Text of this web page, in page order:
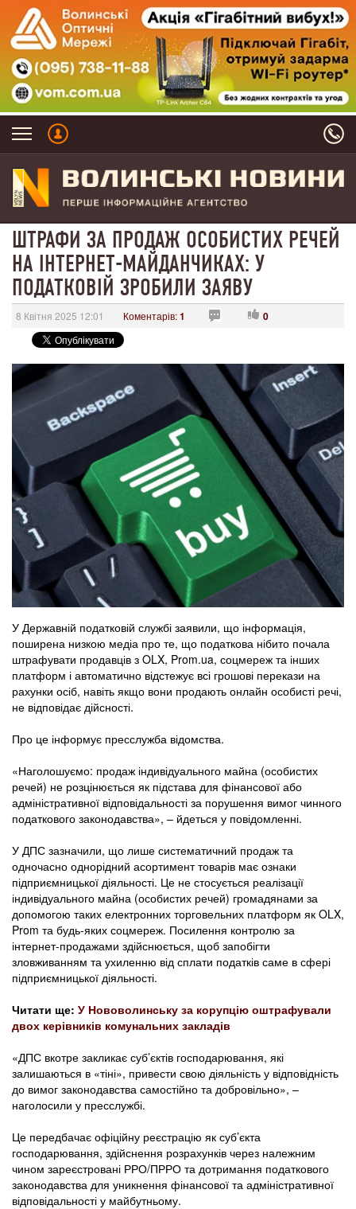
ШТРАФИ ЗА ПРОДАЖ ОСОБИСТИХ РЕЧЕЙ
НА ІНТЕРНЕТ-МАЙДАНЧИКАХ: У
ПОДАТКОВІЙ ЗРОБИЛИ ЗАЯВУ
8 Квітня 2025 12:01 Коментарів:1 0
У Державній податковій службі заявили, що інформація,
поширена низкою медіа про те, що податкова нібито почала
штрафувати продавців з OLX, Prom.ua, соцмереж та інших
платформ і автоматично відстежує всі грошові перекази на
рахунки осіб, навіть якщо вони продають онлайн особисті речі,
не відповідає дійсності.
Про це інформує пресслужба відомства.
«Наголошуємо: продаж індивідуального майна (особистих
речей) не розцінюється як підстава для фінансової або
адміністративної відповідальності за порушення вимог чинного
податкового законодавства», – йдеться у повідомленні.
У ДПС зазначили, що лише систематичний продаж та
одночасно однорідний асортимент товарів має ознаки
підприємницької діяльності. Це не стосується реалізації
індивідуального майна (особистих речей) громадянами за
допомогою таких електронних торговельних платформ як OLX,
Prom та будь-яких соцмереж. Посилення контролю за
інтернет-продажами здійснюється, щоб запобігти
зловживанням та ухиленню від сплати податків саме в сфері
підприємницької діяльності.
Читати ще: У Нововолинську за корупцію оштрафували
двох керівників комунальних закладів
«ДПС вкотре закликає суб’єктів господарювання, які
залишаються в «тіні», привести свою діяльність у відповідність
до вимог законодавства самостійно та добровільно», –
наголосили у пресслужбі.
Це передбачає офіційну реєстрацію як суб’єкта
господарювання, здійснення розрахунків через належним
чином зареєстровані РРО/ПРРО та дотримання податкового
законодавства для уникнення фінансової та адміністративної
відповідальності у майбутньому.